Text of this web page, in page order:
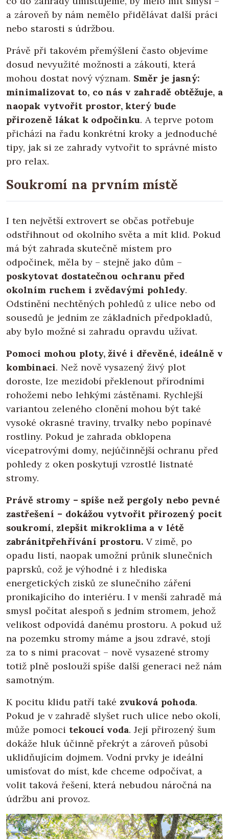
a zároveň by nám nemělo přidělávat další práci
nebo starosti s údržbou.
Právě při takovém přemýšlení často objevíme
dosud nevyužité možnosti a zákoutí, která
mohou dostat nový význam. Směr je jasný:
minimalizovat to, co nás v zahradě obtěžuje, a
naopak vytvořit prostor, který bude
přirozeně lákat k odpočinku. A teprve potom
přichází na řadu konkrétní kroky a jednoduché
tipy, jak si ze zahrady vytvořit to správné místo
pro relax.
Soukromí na prvním místě
I ten největší extrovert se občas potřebuje
odstřihnout od okolního světa a mít klid. Pokud
má být zahrada skutečně místem pro
odpočinek, měla by – stejně jako dům –
poskytovat dostatečnou ochranu před
okolním ruchem i zvědavými pohledy.
Odstínění nechtěných pohledů z ulice nebo od
sousedů je jedním ze základních předpokladů,
aby bylo možné si zahradu opravdu užívat.
Pomoci mohou ploty, živé i dřevěné, ideálně v
kombinaci. Než nově vysazený živý plot
doroste, lze mezidobí překlenout přírodními
rohožemi nebo lehkými zástěnami. Rychlejší
variantou zeleného clonění mohou být také
vysoké okrasné traviny, trvalky nebo popínavé
rostliny. Pokud je zahrada obklopena
vícepatrovými domy, nejúčinnější ochranu před
pohledy z oken poskytují vzrostlé listnaté
stromy.
Právě stromy – spíše než pergoly nebo pevné
zastřešení – dokážou vytvořit přirozený pocit
soukromí, zlepšit mikroklima a v létě
zabránitpřehřívání prostoru.V zimě, po
opadu listí, naopak umožní průnik slunečních
paprsků, což je výhodné i z hlediska
energetických zisků ze slunečního záření
pronikajícího do interiéru. I v menší zahradě má
smysl počítat alespoň s jedním stromem, jehož
velikost odpovídá danému prostoru. A pokud už
na pozemku stromy máme a jsou zdravé, stojí
za to s nimi pracovat – nově vysazené stromy
totiž plně poslouží spíše další generaci než nám
samotným.
K pocitu klidu patří také zvuková pohoda.
Pokud je v zahradě slyšet ruch ulice nebo okolí,
může pomoci tekoucí voda. Její přirozený šum
dokáže hluk účinně překrýt a zároveň působí
uklidňujícím dojmem. Vodní prvky je ideální
umisťovat do míst, kde chceme odpočívat, a
volit taková řešení, která nebudou náročná na
údržbu ani provoz.